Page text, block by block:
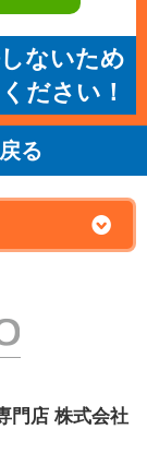
ないため
ださい！
る
門店 株式会社